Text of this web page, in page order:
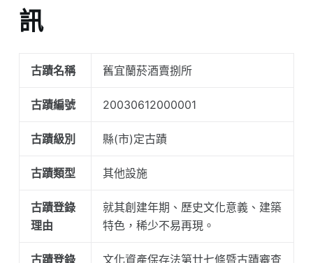
訊
古蹟名稱 舊宜蘭菸酒賣捌所
古蹟編號 20030612000001
古蹟級別 縣(市)定古蹟
古蹟類型 其他設施
古蹟登錄
理由
就其創建年期、歷史文化意義、建築
特色，稀少不易再現。
古蹟登錄
文化資產保存法第廿七條暨古蹟審查